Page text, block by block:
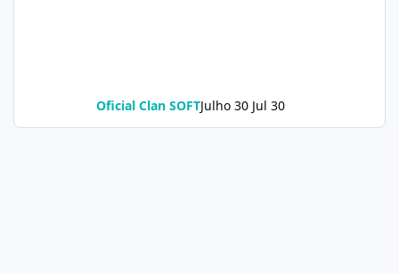
Oficial Clan SOFTJulho 30 Jul 30